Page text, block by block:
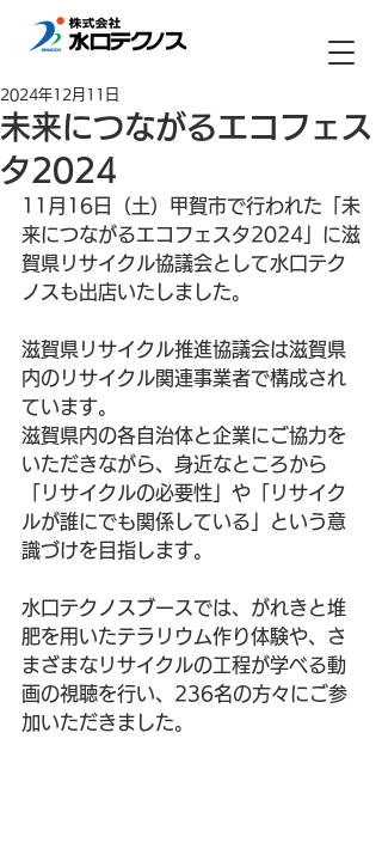
未来につながるエコフェス
タ2024
2024年12月11日
11月16日（土）甲賀市で行われた「未
来につながるエコフェスタ2024」に滋
賀県リサイクル協議会として水口テク
ノスも出店いたしました。
滋賀県リサイクル推進協議会は滋賀県
内のリサイクル関連事業者で構成され
ています。
滋賀県内の各自治体と企業にご協力を
いただきながら、身近なところから
「リサイクルの必要性」や「リサイク
ルが誰にでも関係している」という意
識づけを目指します。
水口テクノスブースでは、がれきと堆
肥を用いたテラリウム作り体験や、さ
まざまなリサイクルの工程が学べる動
画の視聴を行い、236名の方々にご参
加いただきました。